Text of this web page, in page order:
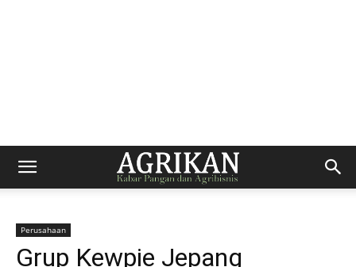
Perusahaan
Grup Kewpie Jepang